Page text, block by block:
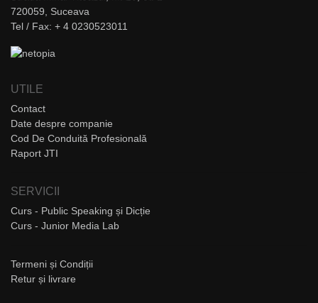
720059, Suceava
Tel / Fax: + 4 0230523011
UTILE
Contact
Date despre companie
Cod De Conduită Profesională
Raport JTI
SERVICII
Curs - Public Speaking și Dicție
Curs - Junior Media Lab
Termeni și Condiții
Retur și livrare